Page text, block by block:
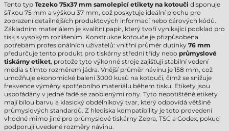
Tento typ Tezeko 75x37 mm samolepicí etikety na kotouči disponuje
šířkou 75 mm a výškou 37 mm, což poskytuje ideální plochu pro
zobrazení detailnějších produktových informací nebo čárových kódů.
Základním materiálem je kvalitní papír, který tvoří vynikající podklad pro
tisk s vysokým rozlišením. Konstrukce kotouče je přizpůsobena
potřebám profesionálních uživatelů: vnitřní průměr dutinky 76 mm
předurčuje tento produkt pro tiskárny střední třídy nebo průmyslové
tiskárny etiket, protože tyto výkonné stroje zajišťují stabilní vedení
média s tímto rozměrem jádra. Vnější průměr návinu je 158 mm, což
umožňuje ekonomické balení 3000 kusů na kotouči, čímž se snižuje
frekvence výměny spotřebního materiálu během tisku. Etikety jsou
uspořádány v jedné řadě se zaoblenými rohy. Tyto nepotištěné etikety
mají bílou barvu a klasický obdélníkový tvar, který odpovídá většině
průmyslových standardů. Z hlediska kompatibility je toto provedení
vhodné mimo jiné pro průmyslové tiskárny Zebra, TSC a Godex, pokud
podporují uvedené rozměry návinu.